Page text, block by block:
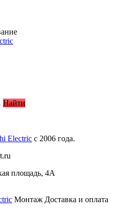
Найти
Electric c 2006 года.
площадь, 4А
Монтаж Доставка и оплата